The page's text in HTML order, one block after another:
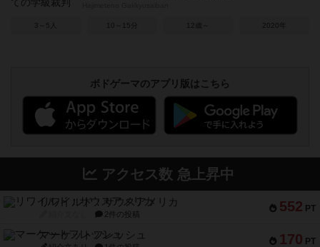
3～5人 10～15分 12歳～ 2020年
ボドゲーマのアプリ版はこちら
アクセス数 急上昇中
552 PT
リワイルド：サウスアメリカ
2件の投稿
170 PT
マーケットフレッシュ